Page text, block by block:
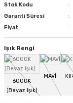
Stok Kodu
Garanti Süresi
Fiyat
Işık Rengi